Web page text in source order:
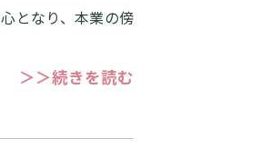
となり、本業の傍
＞＞続きを読む